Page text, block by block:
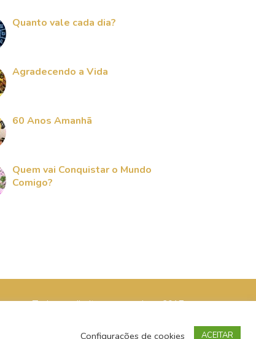
Quanto vale cada dia?
Agradecendo a Vida
60 Anos Amanhã
Quem vai Conquistar o Mundo
Comigo?
Todos os direitos reservados - 2017
Configurações de cookies ACEITAR